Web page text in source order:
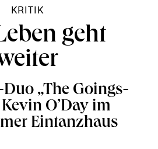
KRITIK
geht
„The Goings-
O’Day im
Eintanzhaus